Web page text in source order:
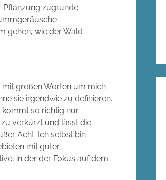
Pflanzung zugrunde
gehen, wie der Wald
mit großen Worten um mich
sie irgendwie zu definieren.
kommt so richtig nur
verkürzt und lässt die
Acht. Ich selbst bin
mit guter
in der der Fokus auf dem